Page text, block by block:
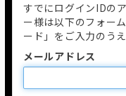
すでにログインIDの
ー様は以下のフォー
ード」をご入力のう
メールアドレス